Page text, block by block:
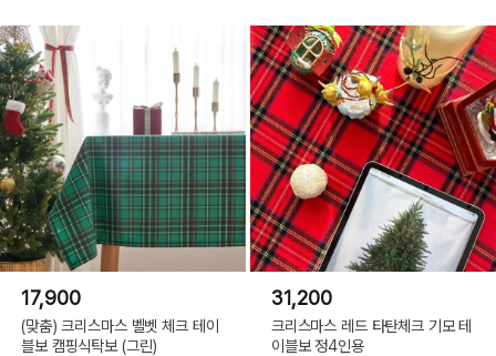
17,900
(맞춤) 크리스마스 벨벳 체크 테이
블보 캠핑식탁보 (그린)
31,200
크리스마스 레드 타탄체크 기모 테
이블보 정4인용